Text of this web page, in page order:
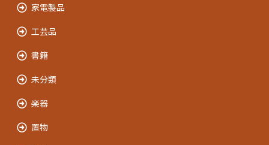
家電製品
工芸品
書籍
未分類
楽器
置物